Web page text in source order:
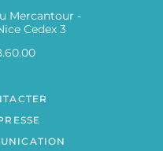
Mercantour -
Cedex 3